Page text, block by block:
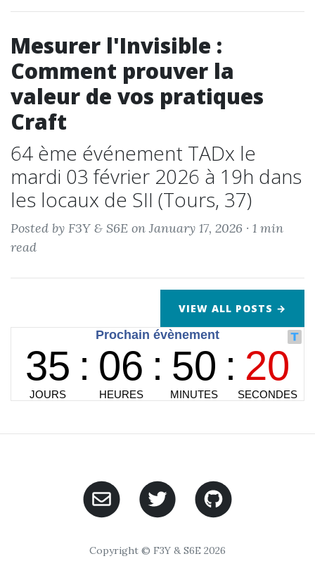
Mesurer l'Invisible :
Comment prouver la
valeur de vos pratiques
Craft
64 ème événement TADx le
mardi 03 février 2026 à 19h dans
les locaux de SII (Tours, 37)
Posted by F3Y & S6E on January 17, 2026 · 1 min
read
VIEW ALL POSTS →
Copyright © F3Y & S6E 2026